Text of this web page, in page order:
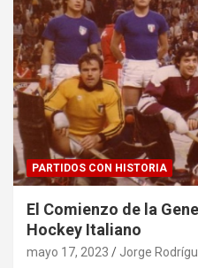
PARTIDOS CON HISTORIA
El Comienzo de la
Hockey Italiano
mayo 17, 2023 Jorge